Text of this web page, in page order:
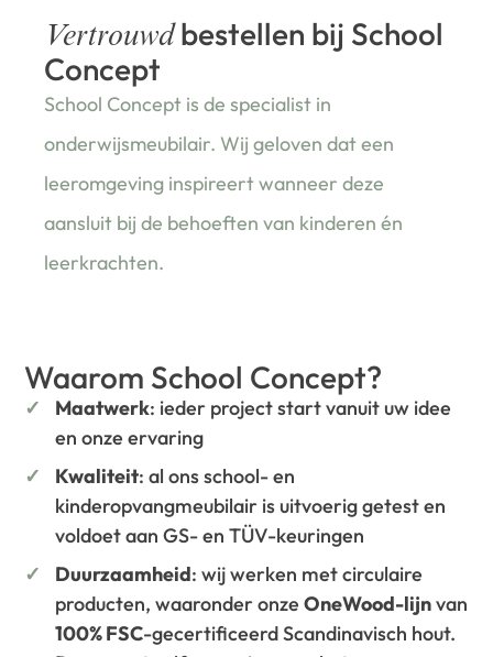
Vertrouwdbestellen bij School
Concept
School Concept is de specialist in
onderwijsmeubilair. Wij geloven dat een
leeromgeving inspireert wanneer deze
aansluit bij de behoeften van kinderen én
leerkrachten.
Waarom School Concept?
Maatwerk: ieder project start vanuit uw idee
en onze ervaring
Kwaliteit: al ons school- en
kinderopvangmeubilair is uitvoerig getest en
voldoet aan GS- en TÜV-keuringen
Duurzaamheid: wij werken met circulaire
producten, waaronder onzeOneWood-lijnvan
100% FSC-gecertificeerd Scandinavisch hout.